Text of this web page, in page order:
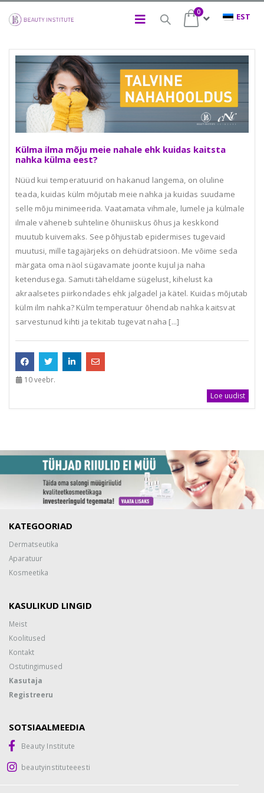
0
Külma ilma mõju meie nahale ehk kuidas kaitsta
nahka külma eest?
Nüüd kui temperatuurid on hakanud langema, on oluline
teada, kuidas külm mõjutab meie nahka ja kuidas suudame
selle mõju minimeerida. Vaatamata vihmale, lumele ja külmale
ilmale väheneb suhteline õhuniiskus õhus ja keskkond
muutub kuivemaks. See põhjustab epidermises tugevaid
muutusi, mille tagajärjeks on dehüdratsioon. Me võime seda
märgata oma näol sügavamate joonte kujul ja naha
ketendusega. Samuti täheldame sügelust, kihelust ka
akraalsetes piirkondades ehk jalgadel ja kätel. Kuidas mõjutab
külm ilm nahka? Külm temperatuur õhendab nahka kaitsvat
sarvestunud kihti ja tekitab tugevat naha [...]
10 veebr.
Loe uudist
KATEGOORIAD
Dermatseutika
Aparatuur
Kosmeetika
KASULIKUD LINGID
Meist
Koolitused
Kontakt
Ostutingimused
Kasutaja
Registreeru
SOTSIAALMEEDIA
Beauty Institute
beautyinstituteeesti